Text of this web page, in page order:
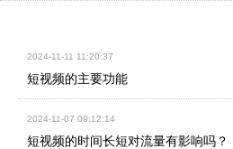
2024-11-11 11:20:37
短视频的主要功能
2024-11-07 09:12:14
短视频的时间长短对流量有影响吗？